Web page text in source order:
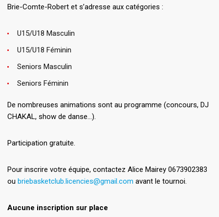
Brie-Comte-Robert et s’adresse aux catégories :
U15/U18 Masculin
U15/U18 Féminin
Seniors Masculin
Seniors Féminin
De nombreuses animations sont au programme (concours, DJ
CHAKAL, show de danse…).
Participation gratuite.
Pour inscrire votre équipe, contactez Alice Mairey 0673902383
ou briebasketclub.licencies@gmail.com avant le tournoi.
Aucune inscription sur place